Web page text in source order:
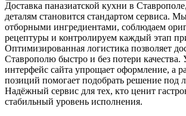
Доставка паназиатской кухни в
деталям становится стандартом сервиса.
отборными ингредиентами, соблюдаем
рецептуры и контролируем каждый этап
Оптимизированная логистика позволяет
Ставрополю быстро и без потери качества.
интерфейс сайта упрощает оформление, а
позиций помогает подобрать решение под
Надёжный сервис для тех, кто ценит
стабильный уровень исполнения.